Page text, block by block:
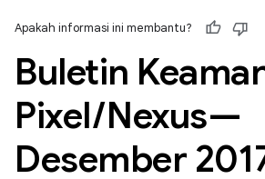
Apakah informasi ini membantu?
Buletin
Pixel/Nexus—
Desember